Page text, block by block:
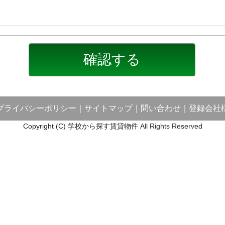
ライバシーポリシー サイトマップ｜ 問い合わせ 登録会社
Copyright (C) 学校から探す賃貸物件 All Rights Reserved